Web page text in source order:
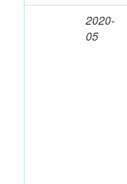
2020-
05